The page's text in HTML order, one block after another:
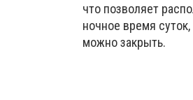
что позволяет
ночное время
можно закрыть.